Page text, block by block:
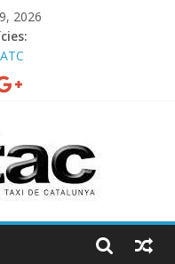
2026
con los Mossos d
en COOLTURA FM.
PARA MEJORAR LA
DE BARCELONA.
en COOLTURA FM.